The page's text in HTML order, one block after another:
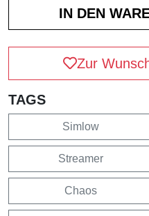
Zur
TAGS
Simlow
Streamer
Chaos